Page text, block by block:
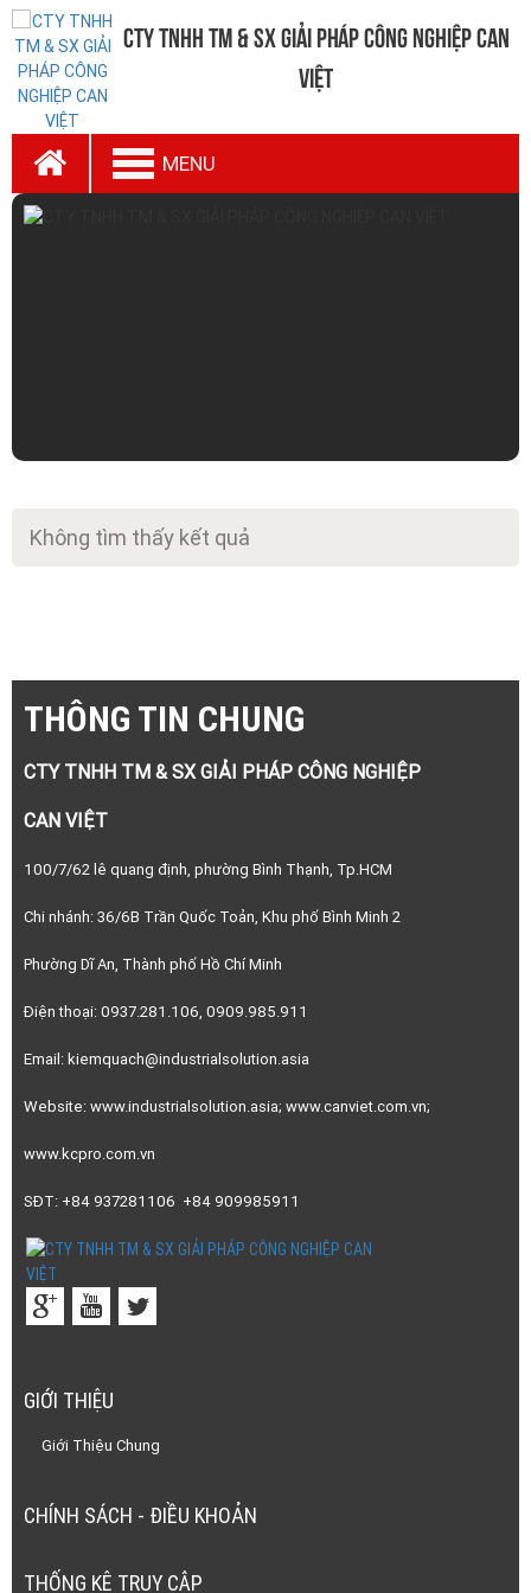
CTy TNHH TM & SX Giải Pháp Công Nghiệp Can
Việt
MENU
Không tìm thấy kết quả
THÔNG TIN CHUNG
CTY TNHH TM & SX GIẢI PHÁP CÔNG NGHIỆP
CAN VIỆT
100/7/62 lê quang định, phường Bình Thạnh, Tp.HCM
Chi nhánh: 36/6B Trần Quốc Toản, Khu phố Bình Minh 2
Phường Dĩ An, Thành phố Hồ Chí Minh
Điện thoại: 0937.281.106, 0909.985.911
Email: kiemquach@industrialsolution.asia
Website: www.industrialsolution.asia; www.canviet.com.vn;
www.kcpro.com.vn
SĐT: +84 937281106 +84 909985911
GIỚI THIỆU
Giới Thiệu Chung
CHÍNH SÁCH - ĐIỀU KHOẢN
THỐNG KÊ TRUY CẬP